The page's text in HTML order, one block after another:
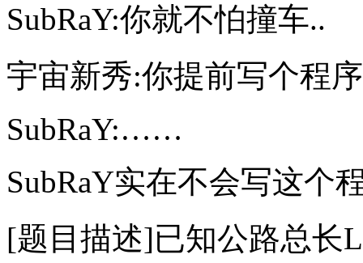
SubRaY:你就不怕撞车..
宇宙新秀:你提前写个程
SubRaY:……
SubRaY实在不会写这个
[题目描述]已知公路总长